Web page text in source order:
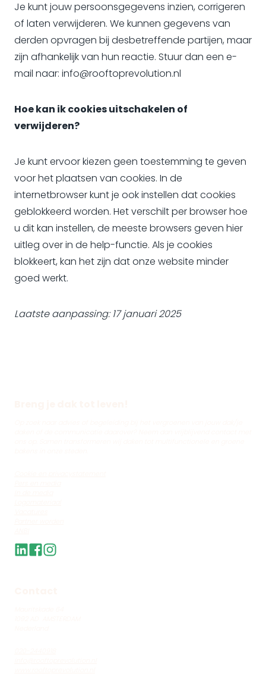
Je kunt jouw persoonsgegevens inzien, corrigeren
of laten verwijderen. We kunnen gegevens van
derden opvragen bij desbetreffende partijen, maar
zijn afhankelijk van hun reactie. Stuur dan een e-
mail naar: info@rooftoprevolution.nl
Hoe kan ik cookies uitschakelen of
verwijderen?
Je kunt ervoor kiezen geen toestemming te geven
voor het plaatsen van cookies. In de
internetbrowser kunt je ook instellen dat cookies
geblokkeerd worden. Het verschilt per browser hoe
u dit kan instellen, de meeste browsers geven hier
uitleg over in de help-functie. Als je cookies
blokkeert, kan het zijn dat onze website minder
goed werkt.
Laatste aanpassing: 17 januari 2025